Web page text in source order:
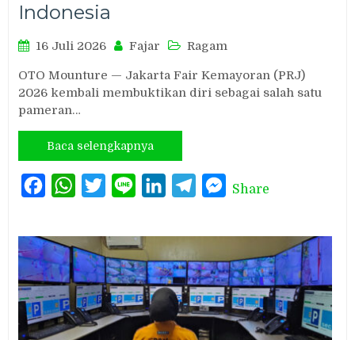
Indonesia
16 Juli 2026 Fajar Ragam
OTO Mounture — Jakarta Fair Kemayoran (PRJ)
2026 kembali membuktikan diri sebagai salah satu
pameran…
Baca selengkapnya
FacebookWhatsAppTwitterLine LinkedInTelegramMessenger
Share